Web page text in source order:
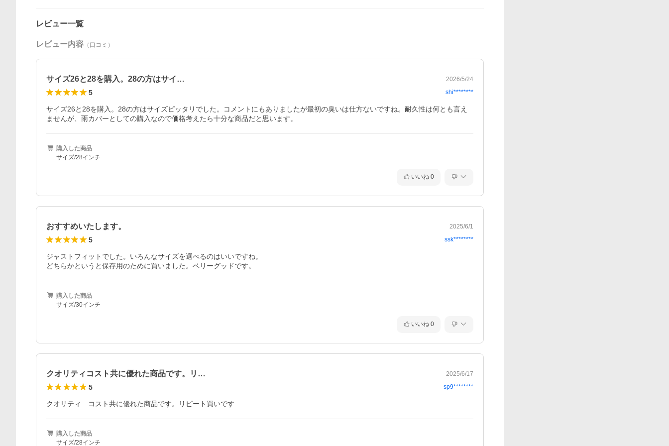
レビュー一覧
レビュー内容 （口コミ）
サイズ26と28を購入。28の方はサイ… 2026/5/24
5 shi********
サイズ26と28を購入。28の方はサイズピッタリでした。コメントにもありましたが最初の臭いは仕方ないですね。耐久性は何とも言え
ませんが、雨カバーとしての購入なので価格考えたら十分な商品だと思います。
購入した商品
サイズ/28インチ
いいね 0
おすすめいたします。 2025/6/1
5 ssk********
ジャストフィットでした。いろんなサイズを選べるのはいいですね。
どちらかというと保存用のために買いました。ベリーグッドです。
購入した商品
サイズ/30インチ
いいね 0
クオリティコスト共に優れた商品です。リ… 2025/6/17
5 sp9********
クオリティ　コスト共に優れた商品です。リピート買いです
購入した商品
サイズ/28インチ